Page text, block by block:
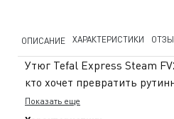
ОПИСАНИЕ ХАРАКТЕРИСТИКИ
Утюг Tefal Express Steam
кто хочет превратить
легкое дело. Его мощность
подошва Cerilium
Показать еще